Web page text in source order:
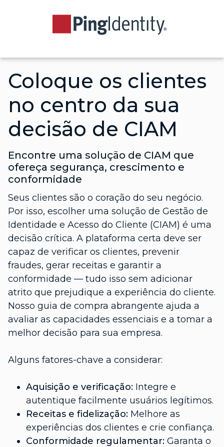
Coloque os clientes
no centro da sua
decisão de CIAM
Encontre uma solução de CIAM que
ofereça segurança, crescimento e
conformidade
Seus clientes são o coração do seu negócio.
Por isso, escolher uma solução de Gestão de
Identidade e Acesso do Cliente (CIAM) é uma
decisão crítica. A plataforma certa deve ser
capaz de verificar os clientes, prevenir
fraudes, gerar receitas e garantir a
conformidade — tudo isso sem adicionar
atrito que prejudique a experiência do cliente.
Nosso guia de compra abrangente ajuda a
avaliar as capacidades essenciais e a tomar a
melhor decisão para sua empresa.
Alguns fatores-chave a considerar:
Aquisição e verificação: Integre e
autentique facilmente usuários legítimos.
Receitas e fidelização: Melhore as
experiências dos clientes e crie confiança.
Conformidade regulamentar: Garanta o